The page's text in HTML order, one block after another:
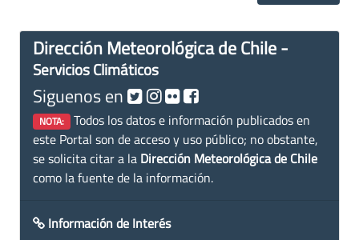
Dirección Meteorológica de Chile -
Servicios Climáticos
Siguenos en
NOTA: Todos los datos e información publicados en
este Portal son de acceso y uso público; no obstante,
se solicita citar a la Dirección Meteorológica de Chile
como la fuente de la información.
Información de Interés